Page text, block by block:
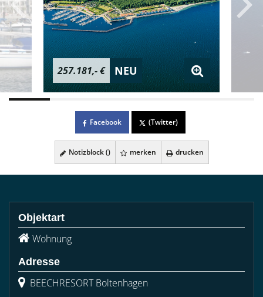
257.181,- € NEU
Facebook (Twitter)
Notizblock () merken drucken
Objektart
Wohnung
Adresse
BEECHRESORT Boltenhagen